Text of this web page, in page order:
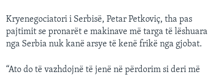
Kryenegociatori i Serbisë, Petar Petkoviç, tha pas
pajtimit se pronarët e makinave më targa të lëshuara
nga Serbia nuk kanë arsye të kenë frikë nga gjobat.
“Ato do të vazhdojnë të jenë në përdorim si deri më